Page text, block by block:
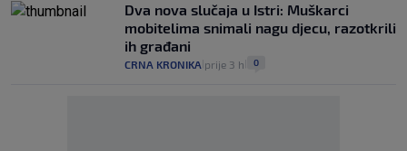
Dva nova slučaja u Istri: Muškarci
mobitelima snimali nagu djecu, razotkrili
ih građani
CRNA KRONIKA prije 3 h 0